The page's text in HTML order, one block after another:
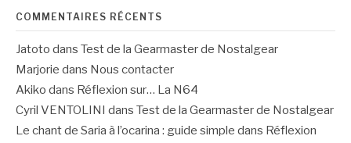
COMMENTAIRES RÉCENTS
Jatoto dans Test de la Gearmaster de Nostalgear
Marjorie dans Nous contacter
Akiko dans Réflexion sur… La N64
Cyril VENTOLINI dans Test de la Gearmaster de Nostalgear
Le chant de Saria à l’ocarina : guide simple dans Réflexion